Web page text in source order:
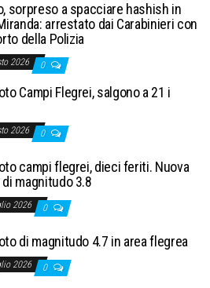
sorpreso a spacciare hashish in
arrestato dai Carabinieri con
della Polizia
2026 0
Campi Flegrei, salgono a 21 i
2026 0
campi flegrei, dieci feriti. Nuova
magnitudo 3.8
2026 0
di magnitudo 4.7 in area flegrea
2026 0